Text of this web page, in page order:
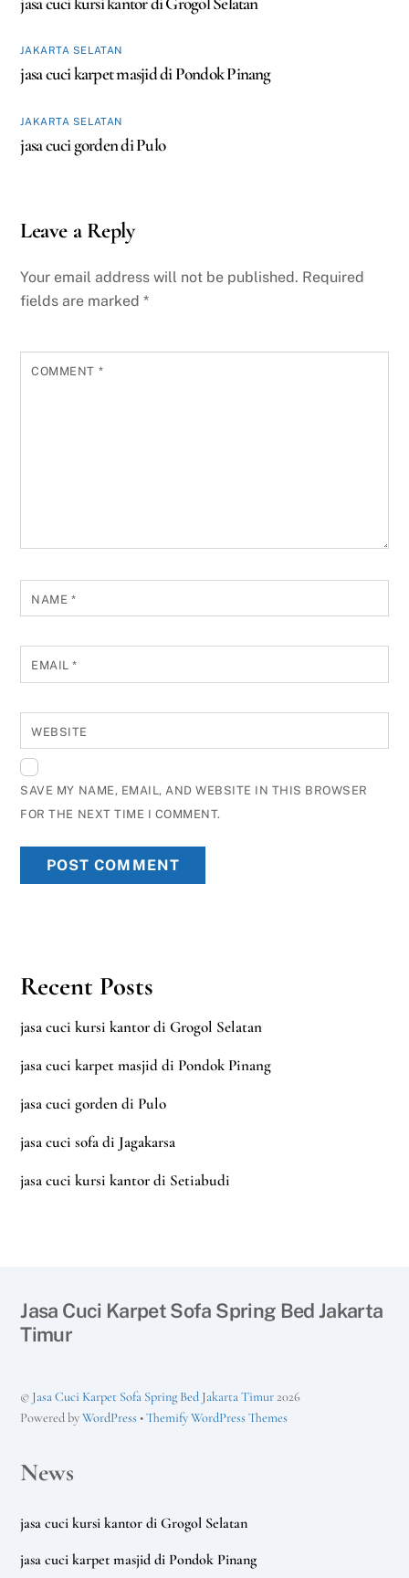
JAKARTA SELATAN
jasa cuci karpet masjid di Pondok Pinang
JAKARTA SELATAN
jasa cuci gorden di Pulo
Leave a Reply
Your email address will not be published. Required
fields are marked*
COMMENT *
NAME *
EMAIL*
WEBSITE
SAVE MY NAME, EMAIL, AND WEBSITE IN THIS BROWSER
FOR THE NEXT TIME I COMMENT.
Recent Posts
jasa cuci kursi kantor di Grogol Selatan
jasa cuci karpet masjid di Pondok Pinang
jasa cuci gorden di Pulo
jasa cuci sofa di Jagakarsa
jasa cuci kursi kantor di Setiabudi
Jasa Cuci Karpet Sofa Spring Bed Jakarta
Timur
© Jasa Cuci Karpet Sofa Spring Bed Jakarta Timur2026
Powered byWordPress •Themify WordPress Themes
News
jasa cuci kursi kantor di Grogol Selatan
jasa cuci karpet masjid di Pondok Pinang